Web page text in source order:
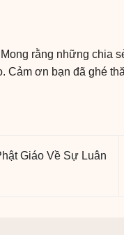
rằng những chia
Cảm ơn bạn đã ghé
Giáo Về Sự Luân